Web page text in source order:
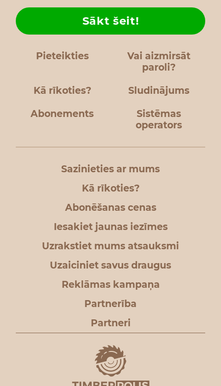
Pieteikties
Vai aizmirsāt
paroli?
Kā rīkoties?
Sākt šeit!
Sludinājums
Abonements
Sistēmas
operators
Sazinieties ar mums
Kā rīkoties?
Abonēšanas cenas
Iesakiet jaunas iezīmes
Uzrakstiet mums atsauksmi
Uzaiciniet savus draugus
Reklāmas kampaņa
Partnerība
Partneri